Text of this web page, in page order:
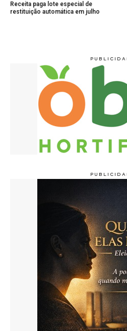
Receita paga lote especial de
restituição automática em julho